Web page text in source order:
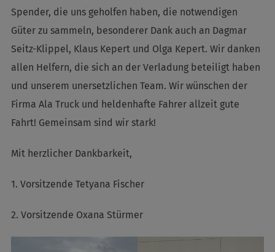
Spender, die uns geholfen haben, die notwendigen
Güter zu sammeln, besonderer Dank auch an Dagmar
Seitz-Klippel, Klaus Kepert und Olga Kepert. Wir danken
allen Helfern, die sich an der Verladung beteiligt haben
und unserem unersetzlichen Team. Wir wünschen der
Firma Ala Truck und heldenhafte Fahrer allzeit gute
Fahrt! Gemeinsam sind wir stark!
Mit herzlicher Dankbarkeit,
1. Vorsitzende Tetyana Fischer
2. Vorsitzende Oxana Stürmer